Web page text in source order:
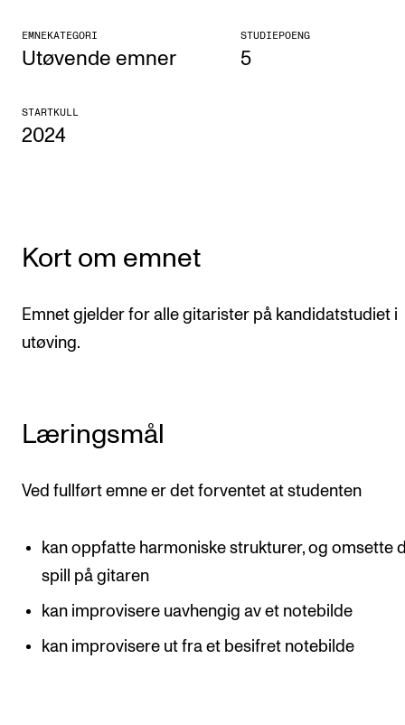
KONSERTER
Offentlige konserter
PRAKTISK
Semesterregistrering
STUDENTLIV
Si ifra!
Betalte spilleoppdrag
Utveksling og reiser
Velferd og helse
EMNEKATEGORI
Utøvende emner
STUDIEPOENG
5
STARTKULL
2024
Kort om emnet
Emnet gjelder for alle gitarister på kandidatstudiet i
utøving.
Læringsmål
Ved fullført emne er det forventet at studenten
kan oppfatte harmoniske strukturer, og omsette
spill på gitaren
kan improvisere uavhengig av et notebilde
kan improvisere ut fra et besifret notebilde